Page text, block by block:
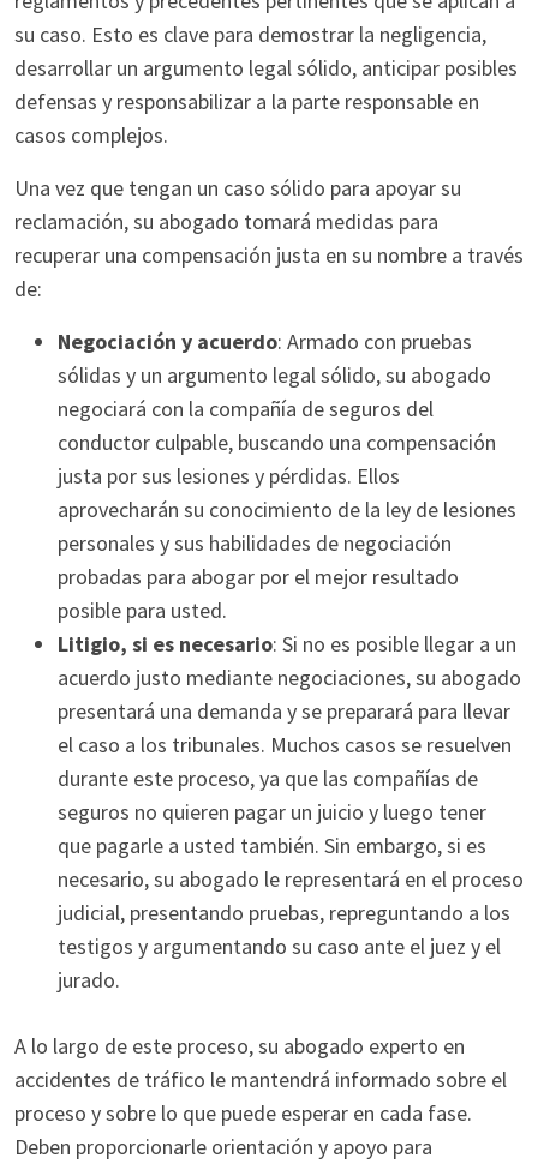
su caso. Esto es clave para demostrar la negligencia,
desarrollar un argumento legal sólido, anticipar posibles
defensas y responsabilizar a la parte responsable en
casos complejos.
Una vez que tengan un caso sólido para apoyar su
reclamación, su abogado tomará medidas para
recuperar una compensación justa en su nombre a través
de:
Negociación y acuerdo: Armado con pruebas
sólidas y un argumento legal sólido, su abogado
negociará con la compañía de seguros del
conductor culpable, buscando una compensación
justa por sus lesiones y pérdidas. Ellos
aprovecharán su conocimiento de la ley de lesiones
personales y sus habilidades de negociación
probadas para abogar por el mejor resultado
posible para usted.
Litigio, si es necesario: Si no es posible llegar a un
acuerdo justo mediante negociaciones, su abogado
presentará una demanda y se preparará para llevar
el caso a los tribunales. Muchos casos se resuelven
durante este proceso, ya que las compañías de
seguros no quieren pagar un juicio y luego tener
que pagarle a usted también. Sin embargo, si es
necesario, su abogado le representará en el proceso
judicial, presentando pruebas, repreguntando a los
testigos y argumentando su caso ante el juez y el
jurado.
A lo largo de este proceso, su abogado experto en
accidentes de tráfico le mantendrá informado sobre el
proceso y sobre lo que puede esperar en cada fase.
Deben proporcionarle orientación y apoyo para